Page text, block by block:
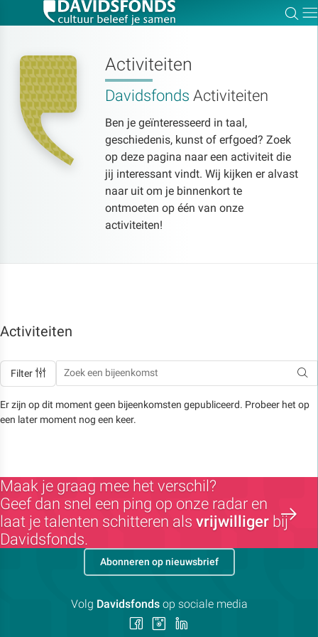
Activiteiten
Davidsfonds Activiteiten
Ben je geïnteresseerd in taal,
geschiedenis, kunst of erfgoed? Zoek
op deze pagina naar een activiteit die
jij interessant vindt. Wij kijken er alvast
naar uit om je binnenkort te
ontmoeten op één van onze
activiteiten!
Activiteiten
Filter
Er zijn op dit moment geen bijeenkomsten gepubliceerd. Probeer het op
een later moment nog een keer.
Maak je graag mee het verschil?
Geef dan snel een ping op onze radar en
laat je talenten schitteren als vrijwilliger bij
Davidsfonds.
Abonneren op nieuwsbrief
Volg Davidsfondsop sociale media
Volg Volg
Zoek:
Zoeken